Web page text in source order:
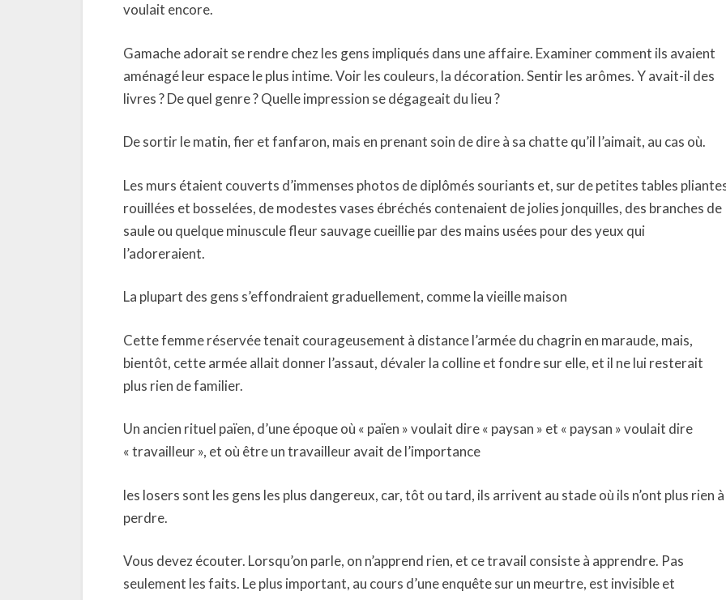
voulait encore.
Gamache adorait se rendre chez les gens impliqués dans une affaire. Examiner comment ils avaient
aménagé leur espace le plus intime. Voir les couleurs, la décoration. Sentir les arômes. Y avait-il des
livres ? De quel genre ? Quelle impression se dégageait du lieu ?
De sortir le matin, fier et fanfaron, mais en prenant soin de dire à sa chatte qu’il l’aimait, au cas où.
Les murs étaient couverts d’immenses photos de diplômés souriants et, sur de petites tables
rouillées et bosselées, de modestes vases ébréchés contenaient de jolies jonquilles, des branches de
saule ou quelque minuscule fleur sauvage cueillie par des mains usées pour des yeux qui
l’adoreraient.
La plupart des gens s’effondraient graduellement, comme la vieille maison
Cette femme réservée tenait courageusement à distance l’armée du chagrin en maraude, mais,
bientôt, cette armée allait donner l’assaut, dévaler la colline et fondre sur elle, et il ne lui resterait
plus rien de familier.
Un ancien rituel païen, d’une époque où « païen » voulait dire « paysan » et « paysan » voulait dire
« travailleur », et où être un travailleur avait de l’importance
les losers sont les gens les plus dangereux, car, tôt ou tard, ils arrivent au stade où ils n’ont plus rien à
perdre.
Vous devez écouter. Lorsqu’on parle, on n’apprend rien, et ce travail consiste à apprendre. Pas
seulement les faits. Le plus important, au cours d’une enquête sur un meurtre, est invisible et